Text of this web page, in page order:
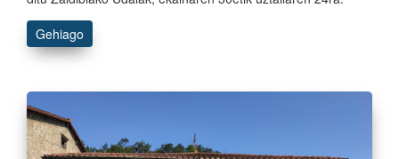
Gehiago